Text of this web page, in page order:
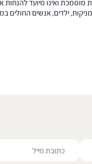
ואינו מיועד
ילדים, אנשים החולים